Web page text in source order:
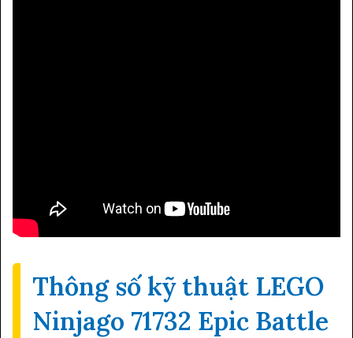
Thông số kỹ thuật LEGO
Ninjago 71732 Epic Battle